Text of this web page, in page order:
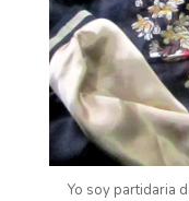
Yo soy partidaria